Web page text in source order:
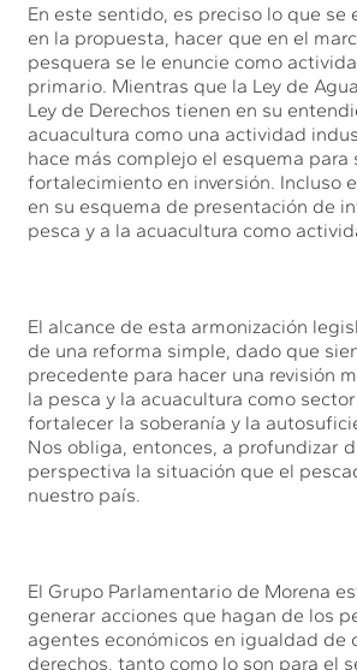
En este sentido, es preciso lo que se
en la propuesta, hacer que en el
pesquera se le enuncie como
primario. Mientras que la Ley de
Ley de Derechos tienen en su
acuacultura como una actividad
hace más complejo el esquema para
fortalecimiento en inversión. Incluso
en su esquema de presentación de
pesca y a la acuacultura como
El alcance de esta armonización
de una reforma simple, dado que
precedente para hacer una revisión
la pesca y la acuacultura como
fortalecer la soberanía y la
Nos obliga, entonces, a profundizar
perspectiva la situación que el
nuestro país.
El Grupo Parlamentario de Morena
generar acciones que hagan de los
agentes económicos en igualdad de
derechos, tanto como lo son para el